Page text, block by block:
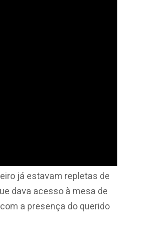
já estavam repletas de
dava acesso à mesa de
a presença do querido